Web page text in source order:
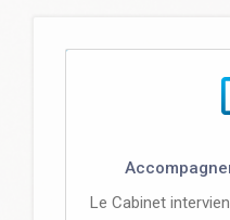
Le Cabinet